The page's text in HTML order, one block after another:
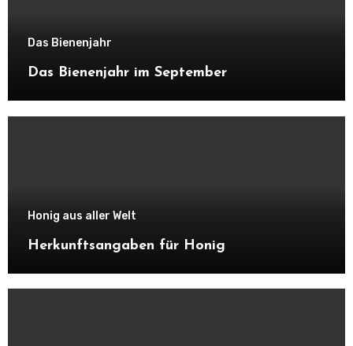
Das Bienenjahr
Das Bienenjahr im September
Honig aus aller Welt
Herkunftsangaben für Honig